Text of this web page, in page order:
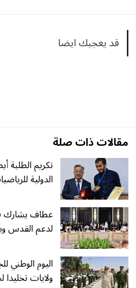
قد يعجبك ايضا
مقالات ذات صلة
تكريم الطلبة
الدولية للرياضيات
عطاف يشارك
لدعم القدس
اليوم
ولايات تخليدا